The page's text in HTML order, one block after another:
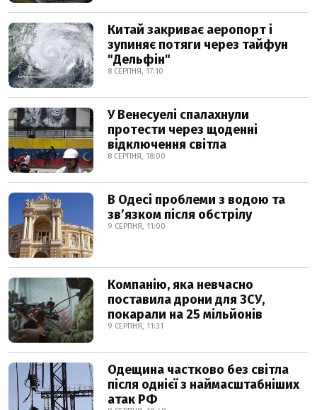
Китай закриває аеропорт і
зупиняє потяги через тайфун
"Дельфін"
8 СЕРПНЯ, 17:10
У Венесуелі спалахнули
протести через щоденні
відключення світла
8 СЕРПНЯ, 18:00
В Одесі проблеми з водою та
звʼязком після обстрілу
9 СЕРПНЯ, 11:00
Компанію, яка невчасно
поставила дрони для ЗСУ,
покарали на 25 мільйонів
9 СЕРПНЯ, 11:31
Одещина частково без світла
після однієї з наймасштабніших
атак РФ